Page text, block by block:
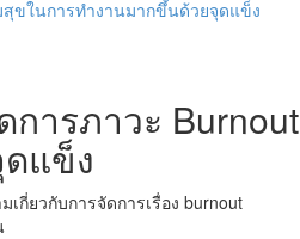
ขในการทำงานมากขึ้นด้วยจุดแข็ง
ารภาวะ Burnout
แข็ง
กี่ยวกับการจัดการเรื่อง burnout